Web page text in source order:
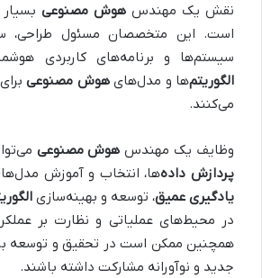
نقش یک مهندس هوش مصنوعی
است. این متخصصان مسئول طراحی،
سیستم‌ها و برنامه‌های کاربردی
الگوریتم‌ها و مدل‌هایهوش مصنوعی
می‌کنند.
وظایف یک مهندس هوش مصنوعی
پردازش داده‌ها، انتخاب و آموزش
یادگیری عمیق، توسعه و بهینه‌سازی
در محیط‌های عملیاتی و نظارت بر
همچنین ممکن است در تحقیق و توسعه
جدید و نوآورانه مشارکت داشته باشند.